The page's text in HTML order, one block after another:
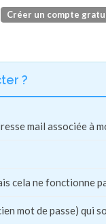
Créer un compte
?
mail associée à
cela ne fonctionne
mot de passe) qui